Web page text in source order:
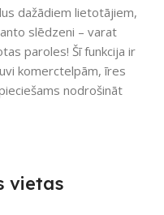
dažādiem lietotājiem,
slēdzeni – varat
paroles! Šī funkcija ir
komerctelpām, īres
nodrošināt
vietas